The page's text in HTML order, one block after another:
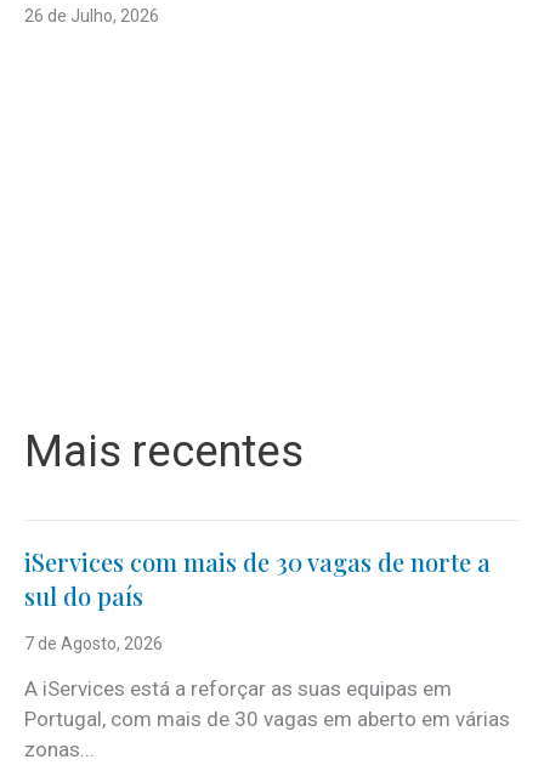
26 de Julho, 2026
Mais recentes
iServices com mais de 30 vagas de norte a
sul do país
7 de Agosto, 2026
A iServices está a reforçar as suas equipas em
Portugal, com mais de 30 vagas em aberto em várias
zonas...